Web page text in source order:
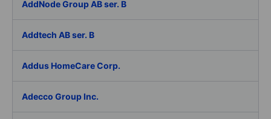
AddNode Group AB ser. B
Addtech AB ser. B
Addus HomeCare Corp.
Adecco Group Inc.